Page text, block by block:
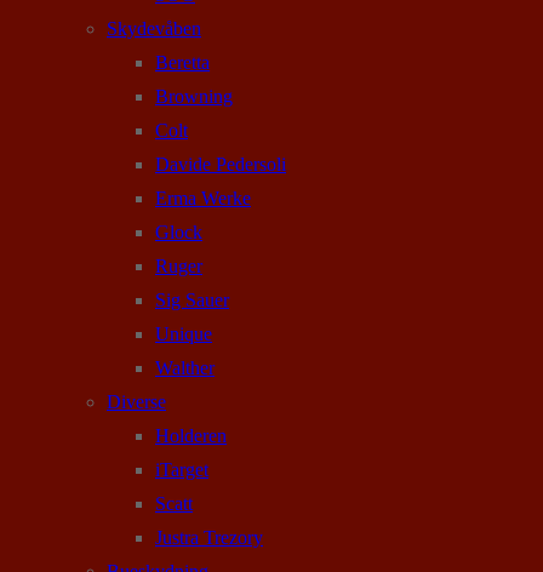
Skydevåben
Beretta
Browning
Colt
Davide Pedersoli
Erma Werke
Glock
Ruger
Sig Sauer
Unique
Walther
Diverse
Holderen
iTarget
Scatt
Justra Trezory